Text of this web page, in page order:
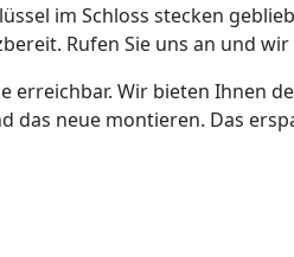
im Schloss stecken
Rufen Sie uns an und
erreichbar. Wir bieten Ihnen
das neue montieren. Das